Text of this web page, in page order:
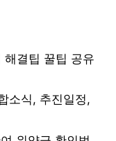
해결팁 꿀팁 공유
소식, 추진일정,